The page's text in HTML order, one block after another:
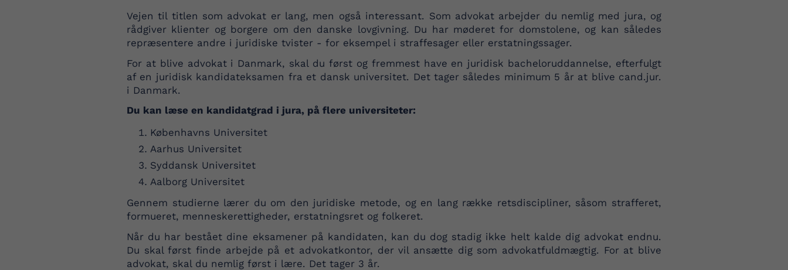
Vejen til titlen som advokat er lang, men også interessant. Som advokat arbejder du nemlig med jura, og
rådgiver klienter og borgere om den danske lovgivning. Du har møderet for domstolene, og kan således
repræsentere andre i juridiske tvister - for eksempel i straffesager eller erstatningssager.
For at blive advokat i Danmark, skal du først og fremmest have en juridisk bacheloruddannelse, efterfulgt
af en juridisk kandidateksamen fra et dansk universitet. Det tager således minimum 5 år at blive cand.jur.
i Danmark.
Du kan læse en kandidatgrad i jura, på flere universiteter:
Københavns Universitet
Aarhus Universitet
Syddansk Universitet
Aalborg Universitet
Gennem studierne lærer du om den juridiske metode, og en lang række retsdiscipliner, såsom strafferet,
formueret, menneskerettigheder, erstatningsret og folkeret.
Når du har bestået dine eksamener på kandidaten, kan du dog stadig ikke helt kalde dig advokat endnu.
Du skal først finde arbejde på et advokatkontor, der vil ansætte dig som advokatfuldmægtig. For at blive
advokat, skal du nemlig først i lære. Det tager 3 år.